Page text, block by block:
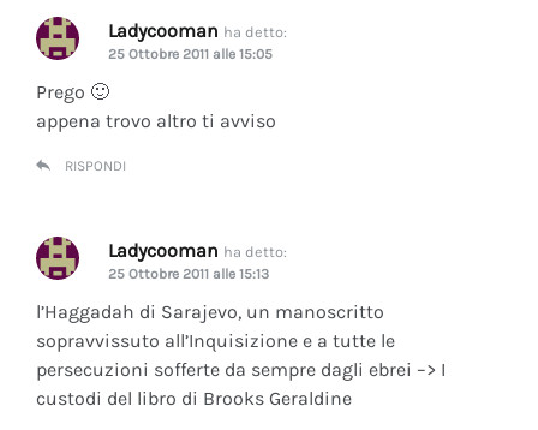
Ladycooman ha detto:
25 Ottobre 2011 alle 15:05
Prego 🙂
appena trovo altro ti avviso
RISPONDI
Ladycooman ha detto:
25 Ottobre 2011 alle 15:13
l’Haggadah di Sarajevo, un manoscritto
sopravvissuto all’Inquisizione e a tutte le
persecuzioni sofferte da sempre dagli ebrei –> I
custodi del libro di Brooks Geraldine